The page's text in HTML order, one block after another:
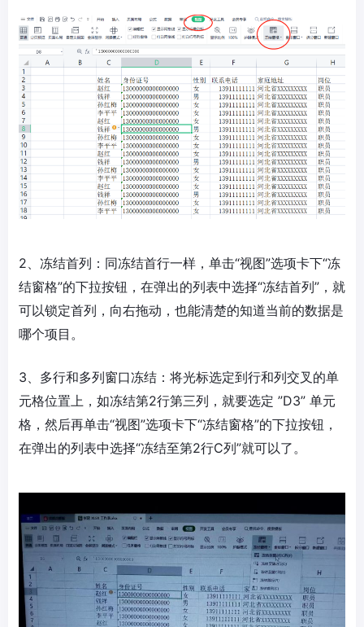
2、冻结首列：同冻结首行一样，单击“视图”选项卡下“冻
结窗格”的下拉按钮，在弹出的列表中选择“冻结首列”，就
可以锁定首列，向右拖动，也能清楚的知道当前的数据是
哪个项目。
3、多行和多列窗口冻结：将光标选定到行和列交叉的单
元格位置上，如冻结第2行第三列，就要选定 ”D3” 单元
格，然后再单击“视图”选项卡下“冻结窗格”的下拉按钮，
在弹出的列表中选择“冻结至第2行C列”就可以了。